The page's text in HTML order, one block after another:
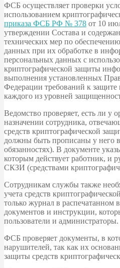
ФСБ осуществляет проверки
использованием
приказа ФСБ РФ № 378 от 10
утверждении Состава и
технических мер по
данных при их обработке в
персональных данных с
криптографической защиты
выполнения установленных
Федерации требований к
каждого из уровней
Ведомство проверяет, есть ли у
назначении сотрудника,
средств криптографической
должны быть прописаны у него
обязанностях). В документе
которым действует работник, и
СКЗИ (средствами
Сотрудникам службы также
учета средств
только журнал в распечатанном
документов и инструкции,
пользователи и администраторы.
ФСБ проверяет документы, в
нарушителей, так как их
защиты средств